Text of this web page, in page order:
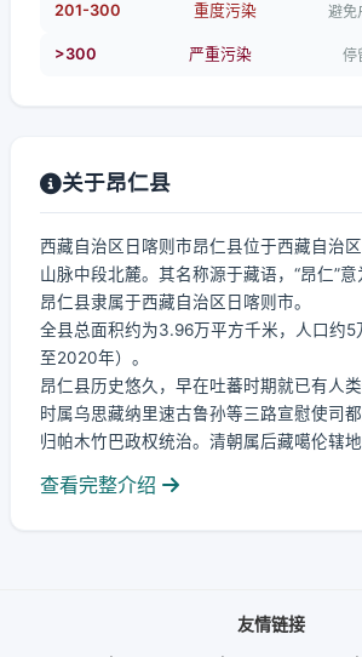
201-300 重度污染 避免
>300 严重污染 停
关于昂仁县
西藏自治区日喀则市昂仁县位于西藏自治
山脉中段北麓。其名称源于藏语，“昂仁”意
昂仁县隶属于西藏自治区日喀则市。
全县总面积约为3.96万平方千米，人口约5
至2020年）。
昂仁县历史悠久，早在吐蕃时期就已有人
时属乌思藏纳里速古鲁孙等三路宣慰使司
归帕木竹巴政权统治。清朝属后藏噶伦辖
查看完整介绍
友情链接